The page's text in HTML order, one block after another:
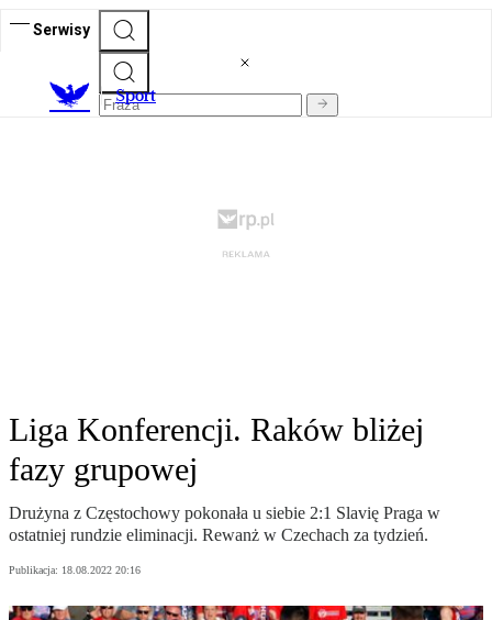
Serwisy
Sport
Liga Konferencji. Raków bliżej
fazy grupowej
Drużyna z Częstochowy pokonała u siebie 2:1 Slavię Praga w
ostatniej rundzie eliminacji. Rewanż w Czechach za tydzień.
Publikacja: 18.08.2022 20:16